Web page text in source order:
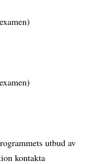
utbud av
kontakta